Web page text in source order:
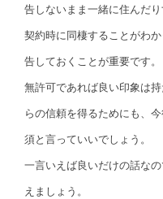
告しないまま一緒に住んだ
契約時に同棲することがわ
告しておくことが重要です。
無許可であれば良い印象は
らの信頼を得るためにも、
須と言っていいでしょう。
一言いえば良いだけの話な
えましょう。